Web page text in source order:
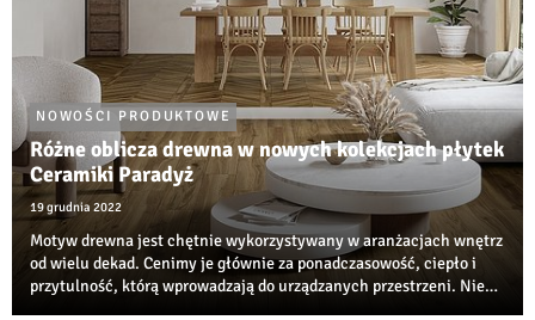
NOWOŚCI PRODUKTOWE
Różne oblicza drewna w nowych kolekcjach płytek
Ceramiki Paradyż
19 grudnia 2022
Motyw drewna jest chętnie wykorzystywany w aranżacjach wnętrz
od wielu dekad. Cenimy je głównie za ponadczasowość, ciepło i
przytulność, którą wprowadzają do urządzanych przestrzeni. Nie